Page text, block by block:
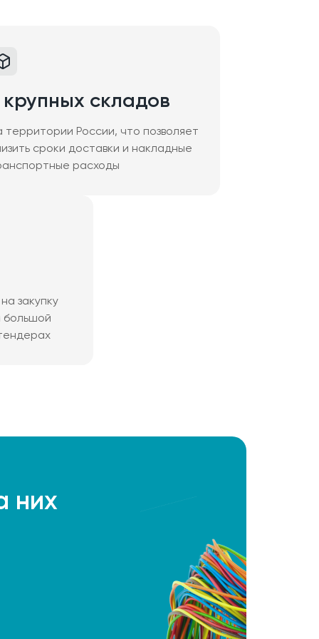
крупных складов
территории России, что позволяет
сроки доставки и накладные
расходы
закупку
большой
них